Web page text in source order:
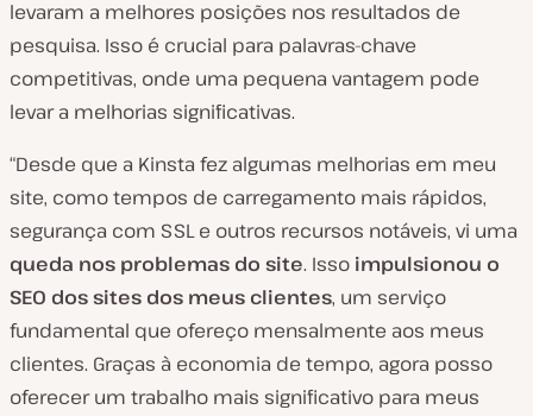
levaram a melhores posições nos resultados de
pesquisa. Isso é crucial para palavras-chave
competitivas, onde uma pequena vantagem pode
levar a melhorias significativas.
“Desde que a Kinsta fez algumas melhorias em meu
site, como tempos de carregamento mais rápidos,
segurança com SSL e outros recursos notáveis, vi uma
queda nos problemas do site. Isso impulsionou o
SEO dos sites dos meus clientes, um serviço
fundamental que ofereço mensalmente aos meus
clientes. Graças à economia de tempo, agora posso
oferecer um trabalho mais significativo para meus